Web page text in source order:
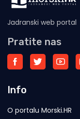
Jadranski web portal
Pratite nas
Info
O portalu Morski.HR